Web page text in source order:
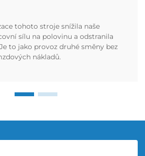
tohoto stroje snížila naše
sílu na polovinu a odstranila
to jako provoz druhé směny bez
nákladů.